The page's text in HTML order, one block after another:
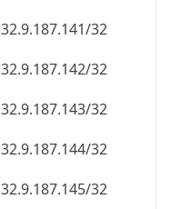
32.9.187.141/32
32.9.187.142/32
32.9.187.143/32
32.9.187.144/32
32.9.187.145/32